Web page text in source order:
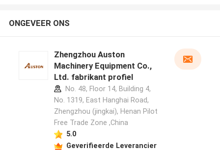
Laat een bericht achter
We bellen je snel terug!
ONGEVEER ONS
Zhengzhou Auston
Machinery Equipment Co.,
Ltd. fabrikant profiel
No. 48, Floor 14, Building 4,
No. 1319, East Hanghai Road,
Zhengzhou (jingkai), Henan Pilot
Free Trade Zone ,China
5.0
Geverifieerde Leverancier